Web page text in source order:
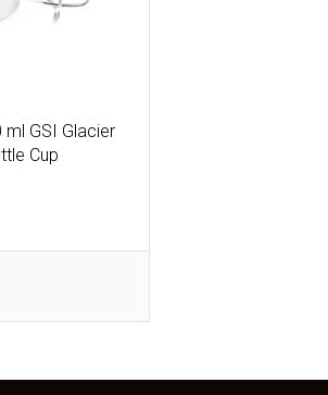
ml GSI Glacier
Cup